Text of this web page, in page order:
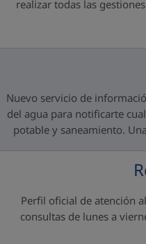
realizar todas las
Nuevo servicio de
del agua para notificarte
potable y saneamiento.
Perfil oficial de atención
consultas de lunes a